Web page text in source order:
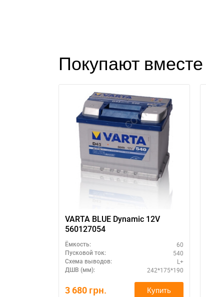
Покупают вместе
VARTA BLUE Dynamic 12V
560127054
Ёмкость: 60
Пусковой ток: 540
Схема выводов: L+
ДШВ (мм): 242*175*190
3 680 грн. Купить